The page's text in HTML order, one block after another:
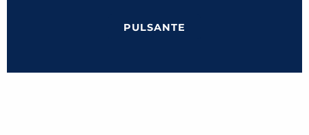
PULSANTE